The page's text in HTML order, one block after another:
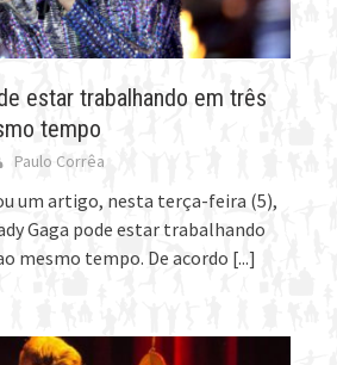
estar trabalhando em três
tempo
Paulo Corrêa
um artigo, nesta terça-feira (5),
Gaga pode estar trabalhando
mesmo tempo. De acordo [...]